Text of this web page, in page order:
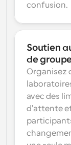
confusion.
Soutien
de
Organisez
avec des
d'attente